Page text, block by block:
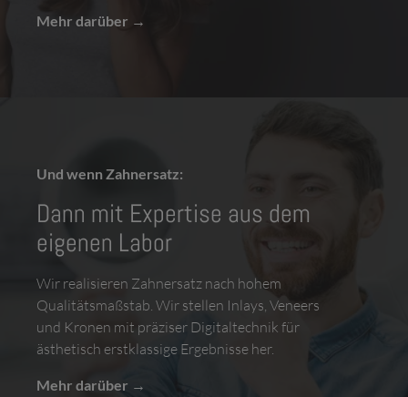
Mehr darüber
Und wenn Zahnersatz:
Dann mit Expertise aus dem
eigenen Labor
Wir realisieren Zahnersatz nach hohem
Qualitäts­maß­stab. Wir stellen Inlays, Veneers
und Kronen mit präziser Digital­technik für
ästhetisch erst­klassige Ergebnisse her.
Mehr darüber